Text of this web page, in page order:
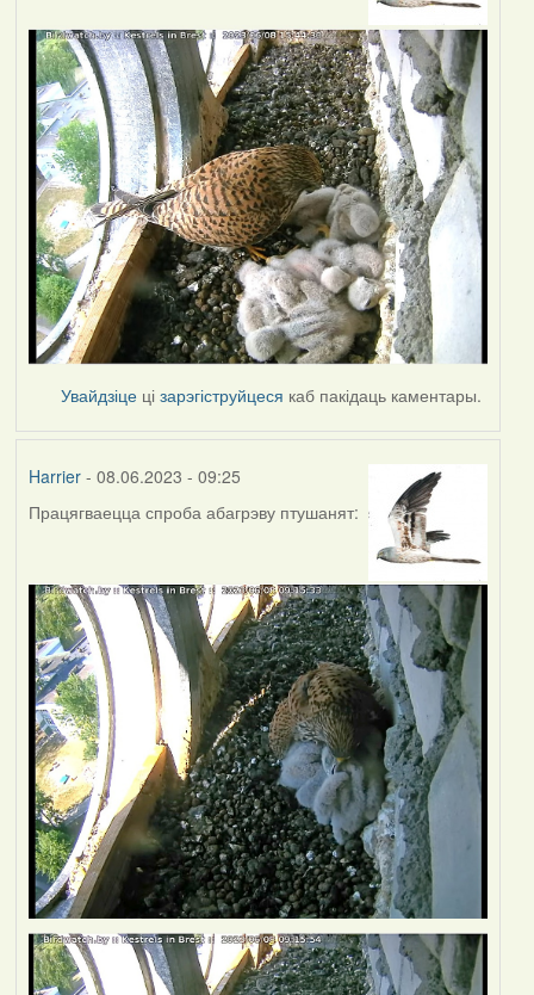
Увайдзіце цізарэгіструйцеся каб пакідаць каментары.
Harrier- 08.06.2023 - 09:25
Працягваецца спроба абагрэву птушанят: